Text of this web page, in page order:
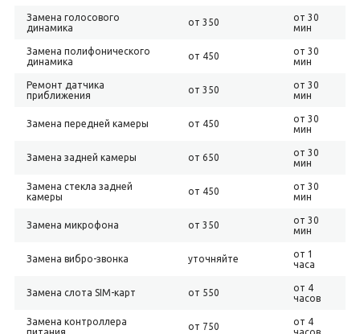
Замена голосового
динамика
от 350
от 30
мин
Замена полифонического
динамика
от 450
от 30
мин
Ремонт датчика
приближения
от 350
от 30
мин
Замена передней камеры от 450
от 30
мин
Замена задней камеры от 650
от 30
мин
Замена стекла задней
камеры
от 450
от 30
мин
Замена микрофона от 350
от 30
мин
Замена вибро-звонка уточняйте
от 1
часа
Замена слота SIM-карт от 550
от 4
часов
Замена контроллера
от 750
от 4